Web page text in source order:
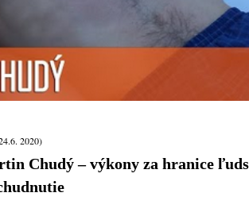
2020)
Chudý – výkony za hranice